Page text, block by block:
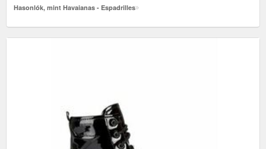
Hasonlók, mint Havaianas - Espadrilles